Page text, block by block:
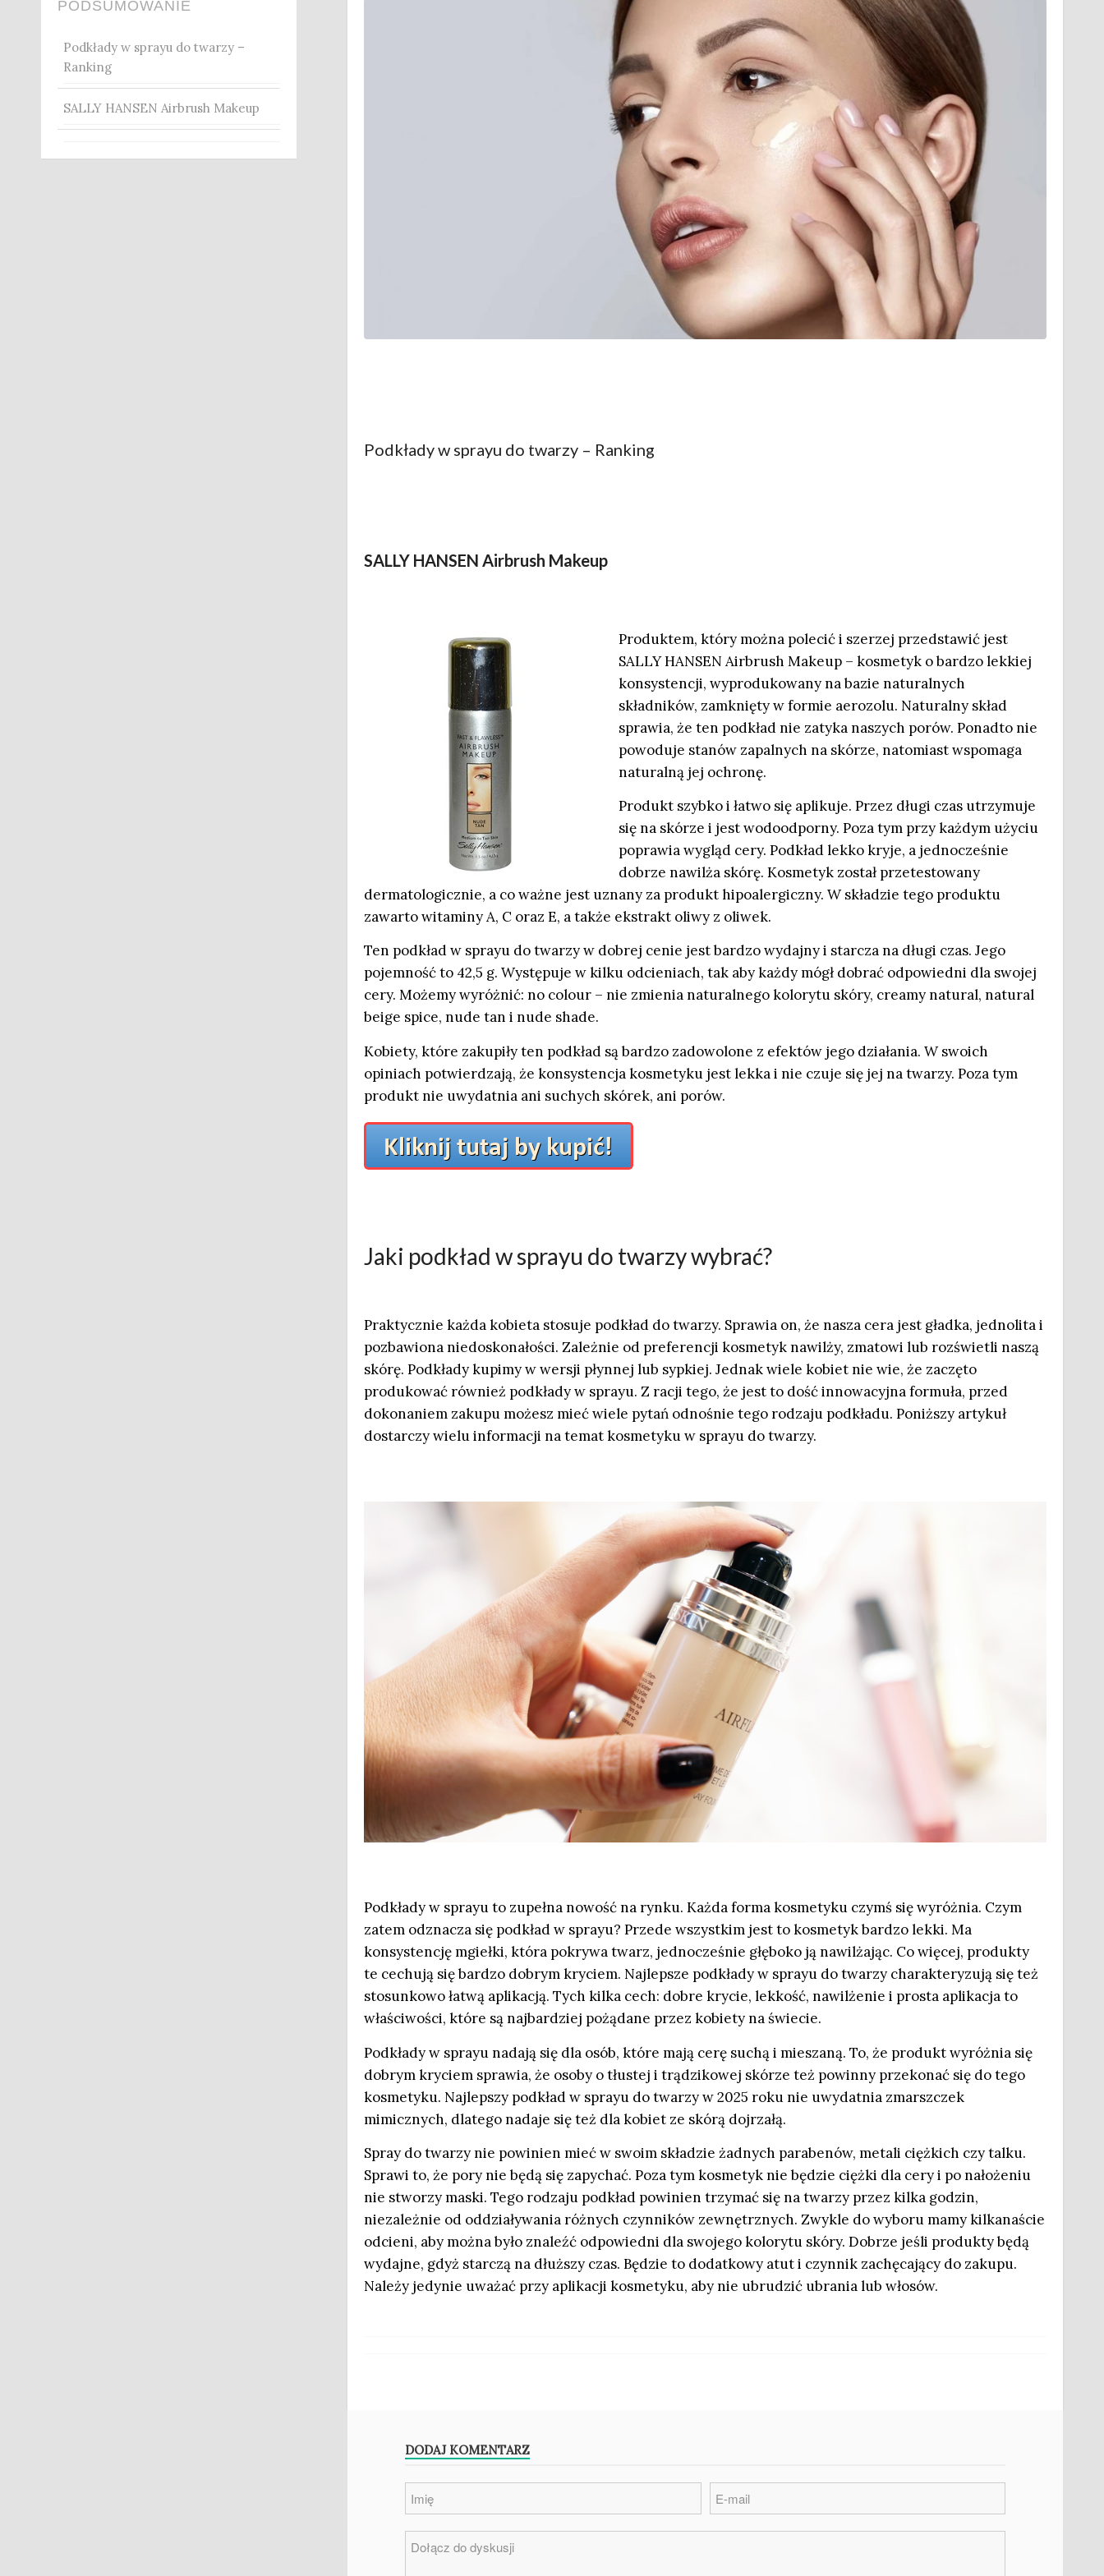
PODSUMOWANIE
Podkłady w sprayu do twarzy –
Ranking
SALLY HANSEN Airbrush Makeup
Podkłady w sprayu do twarzy – Ranking
SALLY HANSEN Airbrush Makeup
Produktem, który można polecić i szerzej przedstawić jest
SALLY HANSEN Airbrush Makeup – kosmetyk o bardzo lekkiej
konsystencji, wyprodukowany na bazie naturalnych
składników, zamknięty w formie aerozolu. Naturalny skład
sprawia, że ten podkład nie zatyka naszych porów. Ponadto nie
powoduje stanów zapalnych na skórze, natomiast wspomaga
naturalną jej ochronę.
Produkt szybko i łatwo się aplikuje. Przez długi czas utrzymuje
się na skórze i jest wodoodporny. Poza tym przy każdym użyciu
poprawia wygląd cery. Podkład lekko kryje, a jednocześnie
dobrze nawilża skórę. Kosmetyk został przetestowany
dermatologicznie, a co ważne jest uznany za produkt hipoalergiczny. W składzie tego produktu
zawarto witaminy A, C oraz E, a także ekstrakt oliwy z oliwek.
Ten podkład w sprayu do twarzy w dobrej cenie jest bardzo wydajny i starcza na długi czas. Jego
pojemność to 42,5 g. Występuje w kilku odcieniach, tak aby każdy mógł dobrać odpowiedni dla swojej
cery. Możemy wyróżnić: no colour – nie zmienia naturalnego kolorytu skóry, creamy natural, natural
beige spice, nude tan i nude shade.
Kobiety, które zakupiły ten podkład są bardzo zadowolone z efektów jego działania. W swoich
opiniach potwierdzają, że konsystencja kosmetyku jest lekka i nie czuje się jej na twarzy. Poza tym
produkt nie uwydatnia ani suchych skórek, ani porów.
Jaki podkład w sprayu do twarzy wybrać?
Praktycznie każda kobieta stosuje podkład do twarzy. Sprawia on, że nasza cera jest gładka, jednolita i
pozbawiona niedoskonałości. Zależnie od preferencji kosmetyk nawilży, zmatowi lub rozświetli naszą
skórę. Podkłady kupimy w wersji płynnej lub sypkiej. Jednak wiele kobiet nie wie, że zaczęto
produkować również podkłady w sprayu. Z racji tego, że jest to dość innowacyjna formuła, przed
dokonaniem zakupu możesz mieć wiele pytań odnośnie tego rodzaju podkładu. Poniższy artykuł
dostarczy wielu informacji na temat kosmetyku w sprayu do twarzy.
Podkłady w sprayu to zupełna nowość na rynku. Każda forma kosmetyku czymś się wyróżnia. Czym
zatem odznacza się podkład w sprayu? Przede wszystkim jest to kosmetyk bardzo lekki. Ma
konsystencję mgiełki, która pokrywa twarz, jednocześnie głęboko ją nawilżając. Co więcej, produkty
te cechują się bardzo dobrym kryciem. Najlepsze podkłady w sprayu do twarzy charakteryzują się też
stosunkowo łatwą aplikacją. Tych kilka cech: dobre krycie, lekkość, nawilżenie i prosta aplikacja to
właściwości, które są najbardziej pożądane przez kobiety na świecie.
Podkłady w sprayu nadają się dla osób, które mają cerę suchą i mieszaną. To, że produkt wyróżnia się
dobrym kryciem sprawia, że osoby o tłustej i trądzikowej skórze też powinny przekonać się do tego
kosmetyku. Najlepszy podkład w sprayu do twarzy w 2025 roku nie uwydatnia zmarszczek
mimicznych, dlatego nadaje się też dla kobiet ze skórą dojrzałą.
Spray do twarzy nie powinien mieć w swoim składzie żadnych parabenów, metali ciężkich czy talku.
Sprawi to, że pory nie będą się zapychać. Poza tym kosmetyk nie będzie ciężki dla cery i po nałożeniu
nie stworzy maski. Tego rodzaju podkład powinien trzymać się na twarzy przez kilka godzin,
niezależnie od oddziaływania różnych czynników zewnętrznych. Zwykle do wyboru mamy kilkanaście
odcieni, aby można było znaleźć odpowiedni dla swojego kolorytu skóry. Dobrze jeśli produkty będą
wydajne, gdyż starczą na dłuższy czas. Będzie to dodatkowy atut i czynnik zachęcający do zakupu.
Należy jedynie uważać przy aplikacji kosmetyku, aby nie ubrudzić ubrania lub włosów.
DODAJ KOMENTARZ